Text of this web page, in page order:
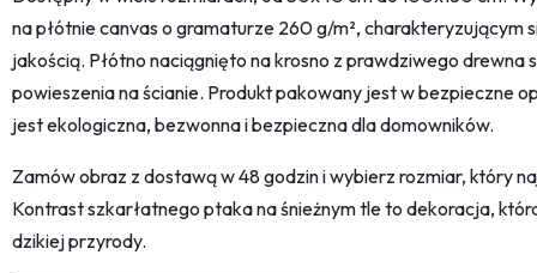
na płótnie canvas o gramaturze 260 g/m²,
jakością. Płótno naciągnięto na krosno z prawdziwego drewna
powieszenia na ścianie. Produkt pakowany jest w bezpieczne
jest ekologiczna, bezwonna i bezpieczna dla domowników.
Zamów obraz z dostawą w 48 godzin i wybierz rozmiar, który
Kontrast szkarłatnego ptaka na śnieżnym tle to dekoracja,
dzikiej przyrody.